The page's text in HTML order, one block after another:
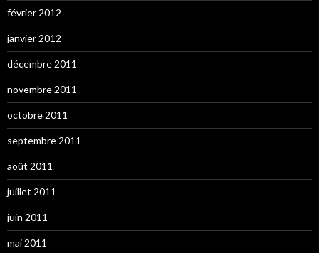
février 2012
janvier 2012
décembre 2011
novembre 2011
octobre 2011
septembre 2011
août 2011
juillet 2011
juin 2011
mai 2011